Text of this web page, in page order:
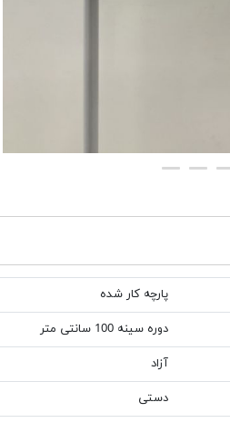
پارچه کار شده
دوره سینه 100 سانتی متر
آزاد
دستی